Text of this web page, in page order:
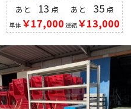
あと 13 点
単体 ￥17,000
あと35 点
連結￥13,000